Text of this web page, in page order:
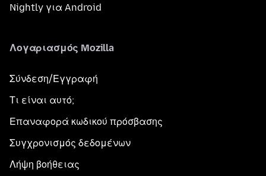
Nightly για Android
Λογαριασμός Mozilla
Σύνδεση/Εγγραφή
Τι είναι αυτό;
Επαναφορά κωδικού πρόσβασης
Συγχρονισμός δεδομένων
Λήψη βοήθειας